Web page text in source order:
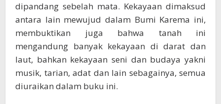
dipandang sebelah mata. Kekayaan dimaksud
antara lain mewujud dalam Bumi Karema ini,
membuktikan juga bahwa tanah ini
mengandung banyak kekayaan di darat dan
laut, bahkan kekayaan seni dan budaya yakni
musik, tarian, adat dan lain sebagainya, semua
diuraikan dalam buku ini.